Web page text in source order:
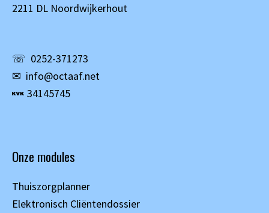
2211 DL Noordwijkerhout
☏ 0252-371273
✉ info@octaaf.net
34145745
Onze modules
Thuiszorgplanner
Elektronisch Cliëntendossier